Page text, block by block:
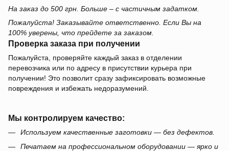
На заказ до 500 грн. Больше – с частичным задатком.
Пожалуйста! Заказывайте ответственно. Если Вы на
100% уверены, что прейдете за заказом.
Проверка заказа при получении
Пожалуйста, проверяйте каждый заказ в отделении
перевозчика или по адресу в присутствии курьера при
получении! Это позволит сразу зафиксировать возможные
повреждения и избежать недоразумений.
Мы контролируем качество:
Используем качественные заготовки — без дефектов.
Печатаем на профессиональном оборудовании — ярко и